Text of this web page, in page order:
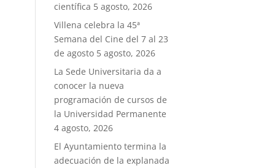
científica 5 agosto, 2026
Villena celebra la 45ª
Semana del Cine del 7 al 23
de agosto 5 agosto, 2026
La Sede Universitaria da a
conocer la nueva
programación de cursos de
la Universidad Permanente
4 agosto, 2026
El Ayuntamiento termina la
adecuación de la explanada